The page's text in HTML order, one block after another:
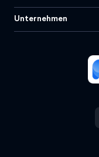
Unternehmen